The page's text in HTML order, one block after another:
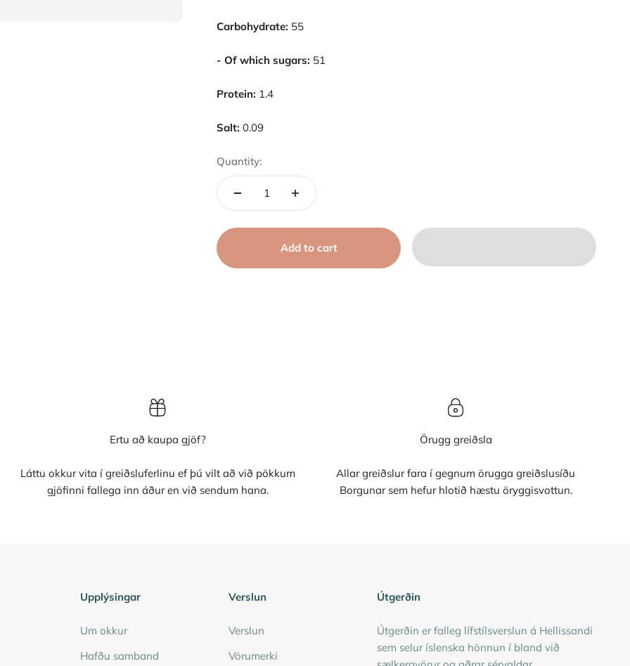
Carbohydrate: 55
- Of which sugars: 51
Protein: 1.4
Salt: 0.09
Quantity:
Add to cart
Ertu að kaupa gjöf?
Láttu okkur vita í greiðsluferlinu ef þú vilt að við pökkum
gjöfinni fallega inn áður en við sendum hana.
Örugg greiðsla
Allar greiðslur fara í gegnum örugga greiðslusíðu
Borgunar sem hefur hlotið hæstu öryggisvottun.
Upplýsingar
Um okkur
Hafðu samband
Verslun
Verslun
Vörumerki
Útgerðin
Útgerðin er falleg lífstílsverslun á Hellissandi
sem selur íslenska hönnun í bland við